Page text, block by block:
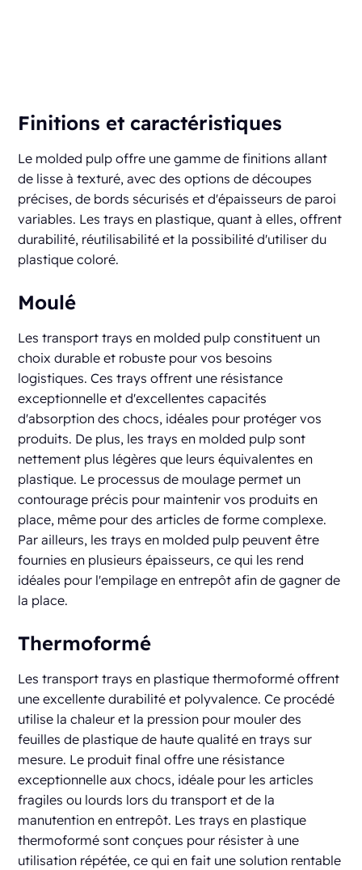
Finitions et caractéristiques
Le molded pulp offre une gamme de finitions allant
de lisse à texturé, avec des options de découpes
précises, de bords sécurisés et d'épaisseurs de paroi
variables. Les trays en plastique, quant à elles, offrent
durabilité, réutilisabilité et la possibilité d'utiliser du
plastique coloré.
Moulé
Les transport trays en molded pulp constituent un
choix durable et robuste pour vos besoins
logistiques. Ces trays offrent une résistance
exceptionnelle et d'excellentes capacités
d'absorption des chocs, idéales pour protéger vos
produits. De plus, les trays en molded pulp sont
nettement plus légères que leurs équivalentes en
plastique. Le processus de moulage permet un
contourage précis pour maintenir vos produits en
place, même pour des articles de forme complexe.
Par ailleurs, les trays en molded pulp peuvent être
fournies en plusieurs épaisseurs, ce qui les rend
idéales pour l'empilage en entrepôt afin de gagner de
la place.
Thermoformé
Les transport trays en plastique thermoformé offrent
une excellente durabilité et polyvalence. Ce procédé
utilise la chaleur et la pression pour mouler des
feuilles de plastique de haute qualité en trays sur
mesure. Le produit final offre une résistance
exceptionnelle aux chocs, idéale pour les articles
fragiles ou lourds lors du transport et de la
manutention en entrepôt. Les trays en plastique
thermoformé sont conçues pour résister à une
utilisation répétée, ce qui en fait une solution rentable